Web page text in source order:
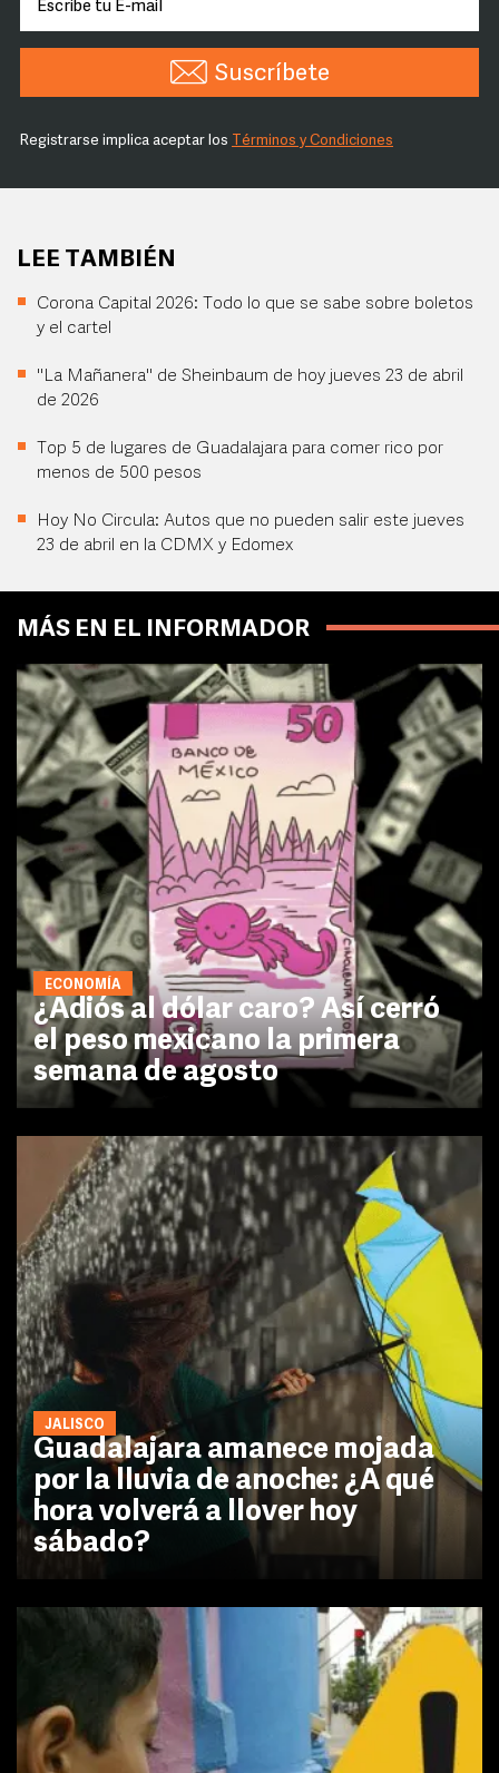
Suscríbete
Registrarse implica aceptar los Términos y Condiciones
LEE TAMBIÉN
Corona Capital 2026: Todo lo que se sabe sobre boletos
y el cartel
"La Mañanera" de Sheinbaum de hoy jueves 23 de abril
de 2026
Top 5 de lugares de Guadalajara para comer rico por
menos de 500 pesos
Hoy No Circula: Autos que no pueden salir este jueves
23 de abril en la CDMX y Edomex
MÁS EN EL INFORMADOR
ECONOMÍA
¿Adiós al dólar caro? Así cerró
el peso mexicano la primera
semana de agosto
JALISCO
Guadalajara amanece mojada
por la lluvia de anoche: ¿A qué
hora volverá a llover hoy
sábado?